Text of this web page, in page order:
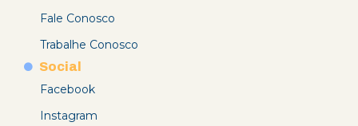
Fale Conosco
Trabalhe Conosco
Social
Facebook
Instagram